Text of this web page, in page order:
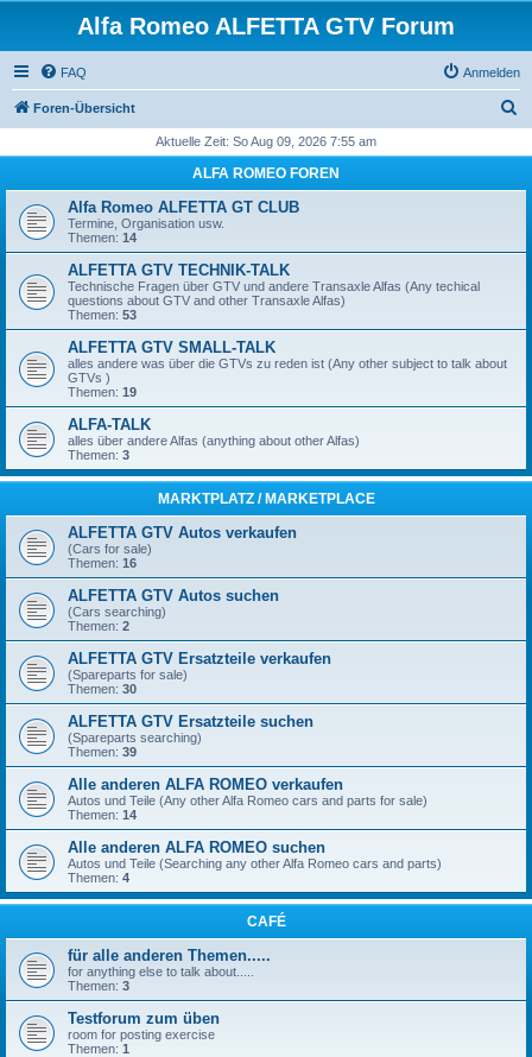
Alfa Romeo ALFETTA GTV Forum
FAQ Anmelden
Foren-Übersicht
h
Aktuelle Zeit: So Aug 09, 2026 7:55 am
ALFA ROMEO FOREN
Alfa Romeo ALFETTA GT CLUB
Termine, Organisation usw.
Themen: 14
ALFETTA GTV TECHNIK-TALK
Technische Fragen über GTV und andere Transaxle Alfas (Any techical
questions about GTV and other Transaxle Alfas)
Themen: 53
ALFETTA GTV SMALL-TALK
alles andere was über die GTVs zu reden ist (Any other subject to talk about
GTVs )
Themen: 19
ALFA-TALK
alles über andere Alfas (anything about other Alfas)
Themen: 3
MARKTPLATZ / MARKETPLACE
ALFETTA GTV Autos verkaufen
(Cars for sale)
Themen: 16
ALFETTA GTV Autos suchen
(Cars searching)
Themen: 2
ALFETTA GTV Ersatzteile verkaufen
(Spareparts for sale)
Themen: 30
ALFETTA GTV Ersatzteile suchen
(Spareparts searching)
Themen: 39
Alle anderen ALFA ROMEO verkaufen
Autos und Teile (Any other Alfa Romeo cars and parts for sale)
Themen: 14
Alle anderen ALFA ROMEO suchen
Autos und Teile (Searching any other Alfa Romeo cars and parts)
Themen: 4
CAFÉ
für alle anderen Themen.....
for anything else to talk about.....
Themen: 3
Testforum zum üben
room for posting exercise
Themen: 1